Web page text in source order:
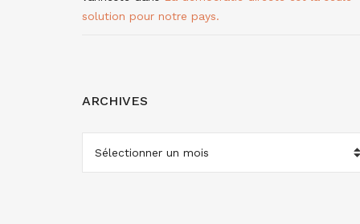
solution pour notre pays.
ARCHIVES
ARCHIVES